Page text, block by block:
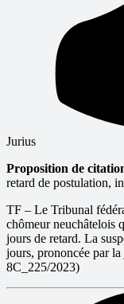
Jurius
Proposition de
retard de postulation,
TF – Le Tribunal
chômeur neuchâtelois
jours de retard. La
jours, prononcée par
8C_225/2023)